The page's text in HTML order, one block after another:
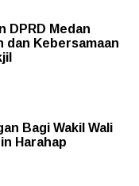
DPRD Medan
dan Kebersamaan
Bagi Wakil Wali
Harahap